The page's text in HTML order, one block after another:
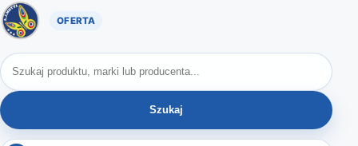
Oferta A. Motyl
Szukaj produktów
Szukaj